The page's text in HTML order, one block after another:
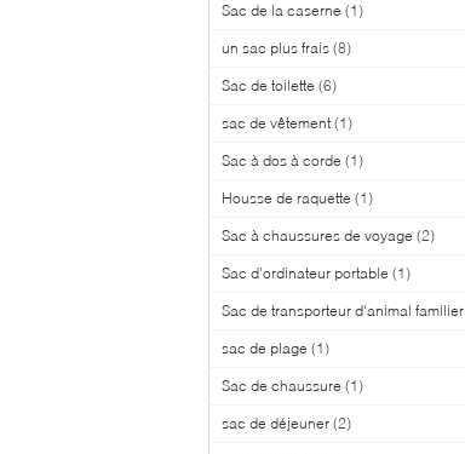
Sac de la caserne (1)
un sac plus frais (8)
Sac de toilette (6)
sac de vêtement (1)
Sac à dos à corde (1)
Housse de raquette (1)
Sac à chaussures de voyage (2)
Sac d'ordinateur portable (1)
Sac de transporteur d'animal familier
sac de plage (1)
Sac de chaussure (1)
sac de déjeuner (2)